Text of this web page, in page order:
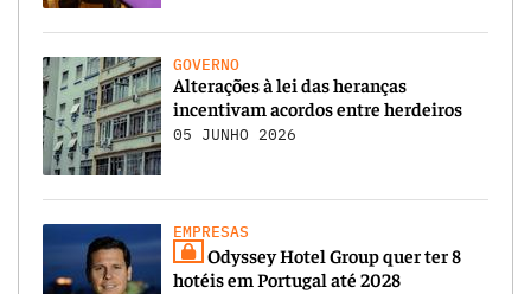
GOVERNO
Alterações à lei das heranças
incentivam acordos entre herdeiros
05 JUNHO 2026
EMPRESAS
Odyssey Hotel Group quer ter 8
hotéis em Portugal até 2028